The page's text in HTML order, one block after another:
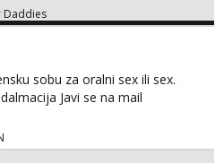
Daddies
sobu za oralni sex ili sex.
Javi se na mail